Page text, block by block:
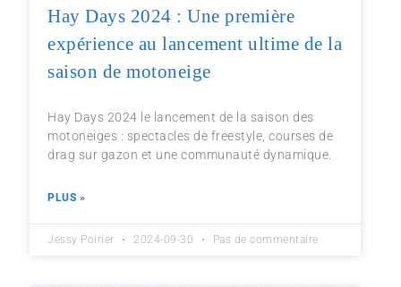
Hay Days 2024 : Une première
expérience au lancement ultime de la
saison de motoneige
Hay Days 2024 le lancement de la saison des
motoneiges : spectacles de freestyle, courses de
drag sur gazon et une communauté dynamique.
PLUS »
Jessy Poirier 2024-09-30 Pas de commentaire